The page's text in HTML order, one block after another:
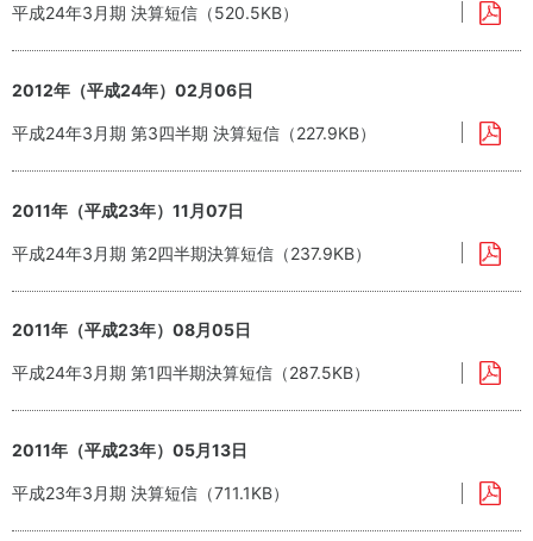
平成24年3月期 決算短信（520.5KB）
2012年（平成24年）02月06日
平成24年3月期 第3四半期 決算短信（227.9KB）
2011年（平成23年）11月07日
平成24年3月期 第2四半期決算短信（237.9KB）
2011年（平成23年）08月05日
平成24年3月期 第1四半期決算短信（287.5KB）
2011年（平成23年）05月13日
平成23年3月期 決算短信（711.1KB）